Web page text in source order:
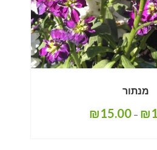
מנתור
₪
–
₪15.00